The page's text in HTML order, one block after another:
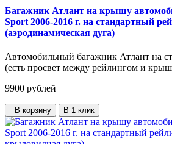
Багажник Атлант на крышу
Sport 2006-2016 г. на стандартный
(аэродинамическая дуга)
Автомобильный багажник Атлант на
(есть просвет между рейлингом и
9900 рублей
В корзину В 1 клик